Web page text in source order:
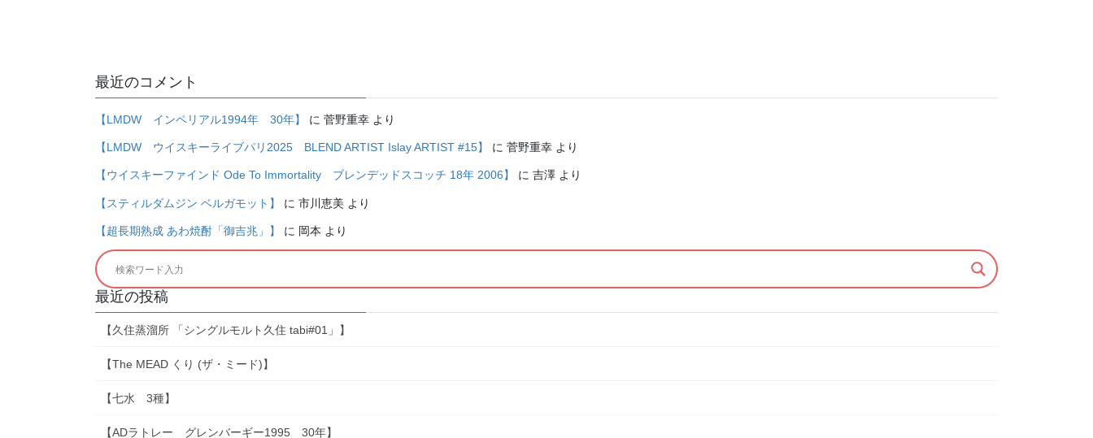
最近のコメント
【LMDW インペリアル1994年 30年】 に 菅野重幸 より
【LMDW ウイスキーライブパリ2025 BLEND ARTIST Islay ARTIST #15】 に 菅野重幸 より
【ウイスキーファインド Ode To Immortality ブレンデッドスコッチ 18年 2006】 に 吉澤 より
【スティルダムジン ベルガモット】 に 市川恵美 より
【超長期熟成 あわ焼酎「御吉兆」】 に 岡本 より
最近の投稿
【久住蒸溜所 「シングルモルト久住 tabi#01」】
【The MEAD くり (ザ・ミード)】
【七水 3種】
【ADラトレー グレンバーギー1995 30年】